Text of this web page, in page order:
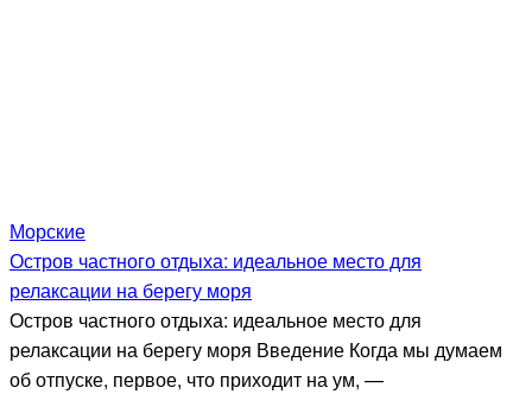
Морские
Остров частного отдыха: идеальное место для
релаксации на берегу моря
Остров частного отдыха: идеальное место для
релаксации на берегу моря Введение Когда мы думаем
об отпуске, первое, что приходит на ум, —